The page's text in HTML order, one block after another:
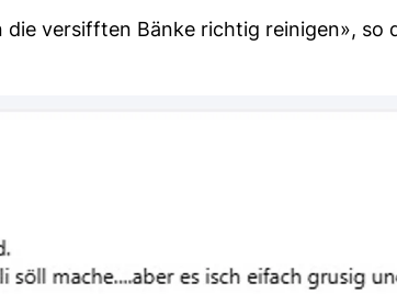
versifften Bänke richtig reinigen», so